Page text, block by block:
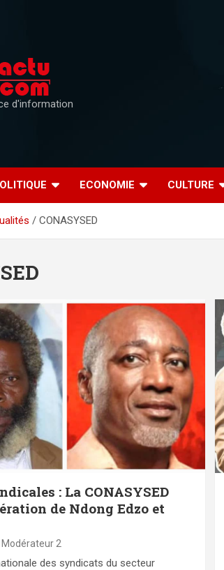
d'information
ECONOMIE CULTURE
CONASYSED
: La CONASYSED
de Ndong Edzo et
Modérateur 2
des syndicats du secteur